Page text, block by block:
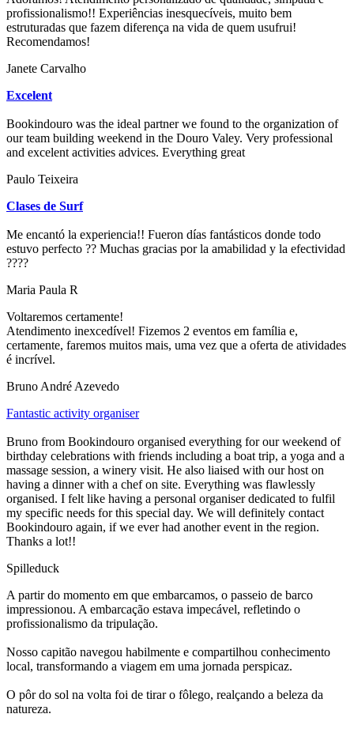
profissionalismo!! Experiências inesquecíveis, muito bem
estruturadas que fazem diferença na vida de quem usufrui!
Recomendamos!
Janete Carvalho
Excelent
Bookindouro was the ideal partner we found to the organization of
our team building weekend in the Douro Valey. Very professional
and excelent activities advices. Everything great
Paulo Teixeira
Clases de Surf
Me encantó la experiencia!! Fueron días fantásticos donde todo
estuvo perfecto ?? Muchas gracias por la amabilidad y la efectividad
????
Maria Paula R
Voltaremos certamente!
Atendimento inexcedível! Fizemos 2 eventos em família e,
certamente, faremos muitos mais, uma vez que a oferta de atividades
é incrível.
Bruno André Azevedo
Fantastic activity organiser
Bruno from Bookindouro organised everything for our weekend of
birthday celebrations with friends including a boat trip, a yoga and a
massage session, a winery visit. He also liaised with our host on
having a dinner with a chef on site. Everything was flawlessly
organised. I felt like having a personal organiser dedicated to fulfil
my specific needs for this special day. We will definitely contact
Bookindouro again, if we ever had another event in the region.
Thanks a lot!!
Spilleduck
A partir do momento em que embarcamos, o passeio de barco
impressionou. A embarcação estava impecável, refletindo o
profissionalismo da tripulação.
Nosso capitão navegou habilmente e compartilhou conhecimento
local, transformando a viagem em uma jornada perspicaz.
O pôr do sol na volta foi de tirar o fôlego, realçando a beleza da
natureza.